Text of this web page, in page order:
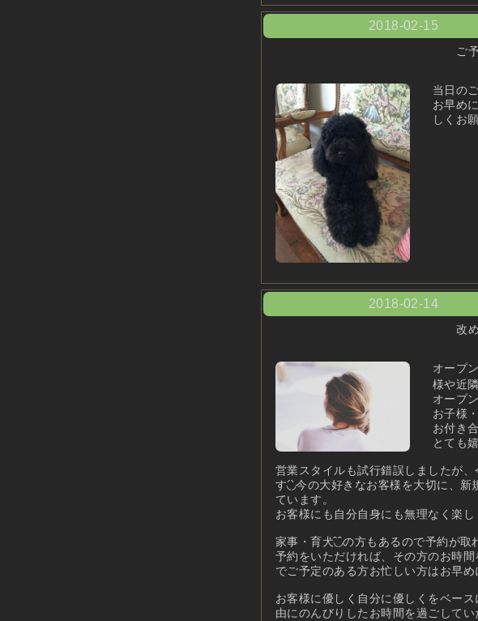
2018-02-15
ご
当日の
お早め
しくお
2018-02-14
改
オープ
様や近
オープ
お子様
お付き
とても
営業スタイルも試行錯誤しましたが
す◟́◞̀今の大好きなお客様を大切に、
ています。
お客様にも自分自身にも無理なく楽
家事・育犬◟̑◞̑の方もあるので予約が
予約をいただければ、その方のお時
でご予定のある方お忙しい方はお早
お客様に優しく自分に優しくをベー
由にのんびりしたお時間を過ごして